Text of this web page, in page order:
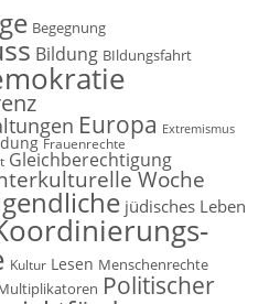
Begegnung
Bildung BIldungsfahrt
Europa Extremismus
Frauenrechte
Gleichberechtigung
Woche
jüdisches Leben
Kultur Lesen Menschenrechte
Politischer